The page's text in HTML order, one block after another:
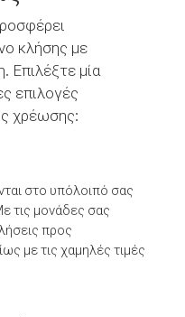
κλήσης με
Επιλέξτε μία
επιλογές
χρέωσης:
στο υπόλοιπό σας
τις μονάδες σας
προς
με τις χαμηλές τιμές